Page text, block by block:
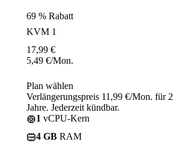
69 % Rabatt
KVM 1
17,99 €
5,49 €/Mon.
Plan wählen
Verlängerungspreis 11,99 €/Mon. für 2
Jahre. Jederzeit kündbar.
1 vCPU-Kern
4 GB RAM